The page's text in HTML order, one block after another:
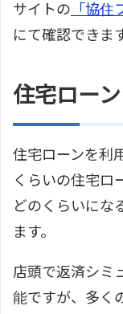
サイトの 「協
にて確認できます
住宅ロー
住宅ローンを利
くらいの住宅ロ
どのくらいにな
ます。
店頭で返済シミ
能ですが、多く